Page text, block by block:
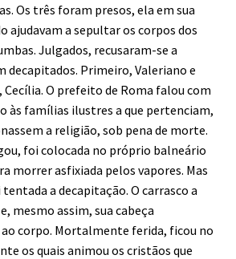
Os três foram presos, ela em sua
ajudavam a sepultar os corpos dos
Julgados, recusaram-se a
decapitados. Primeiro, Valeriano e
O prefeito de Roma falou com
às famílias ilustres a que pertenciam,
a religião, sob pena de morte.
foi colocada no próprio balneário
morrer asfixiada pelos vapores. Mas
a decapitação. O carrasco a
mesmo assim, sua cabeça
corpo. Mortalmente ferida, ficou no
os quais animou os cristãos que